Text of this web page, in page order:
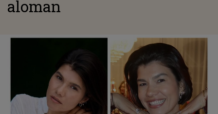
aloman